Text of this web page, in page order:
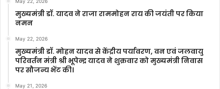
मुख्यमंत्री डॉ. यादव ने राजा राममोहन राय की जयंती पर किया
नमन
May 22, 2026
मुख्यमंत्री डॉ. मोहन यादव से केंद्रीय पर्यावरण, वन एवं जलवायु
परिवर्तन मंत्री श्री भूपेन्द्र यादव ने शुक्रवार को मुख्यमंत्री निवास
पर सौजन्य भेंट की।
May 21, 2026